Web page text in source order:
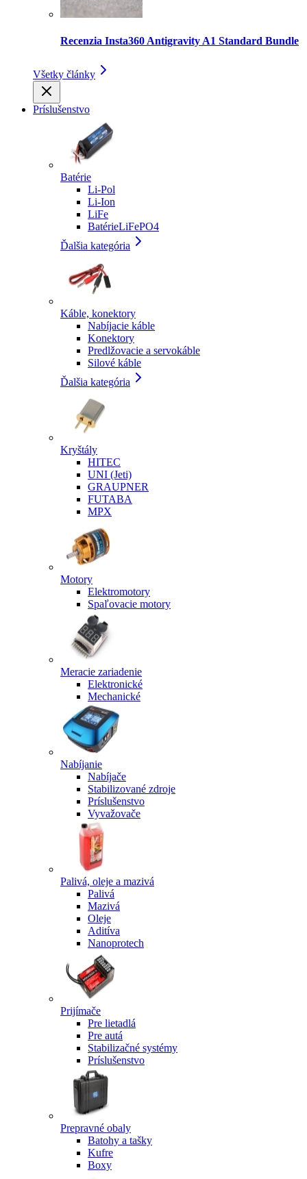
Recenzia Insta360 Antigravity A1 Standard Bundle
Všetky články
Príslušenstvo
Batérie
Li-Pol
Li-Ion
LiFe
BatérieLiFePO4
Ďalšia kategória
Káble, konektory
Nabíjacie káble
Konektory
Predlžovacie a servokáble
Silové káble
Ďalšia kategória
Kryštály
HITEC
UNI (Jeti)
GRAUPNER
FUTABA
MPX
Motory
Elektromotory
Spaľovacie motory
Meracie zariadenie
Elektronické
Mechanické
Nabíjanie
Nabíjače
Stabilizované zdroje
Príslušenstvo
Vyvažovače
Palivá, oleje a mazivá
Palivá
Mazivá
Oleje
Aditíva
Nanoprotech
Prijímače
Pre lietadlá
Pre autá
Stabilizačné systémy
Príslušenstvo
Prepravné obaly
Batohy a tašky
Kufre
Boxy